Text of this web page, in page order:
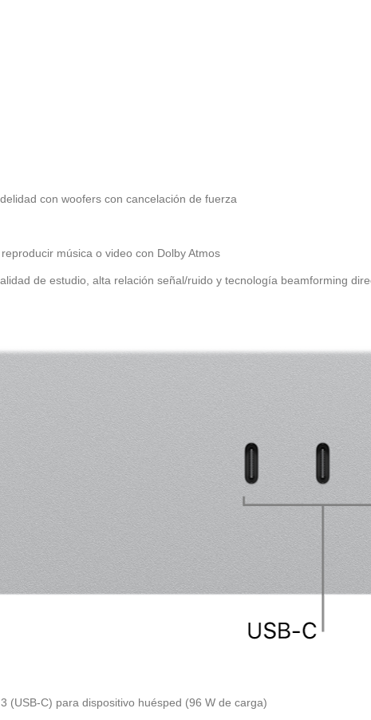
con woofers con cancelación de fuerza
música o video con Dolby Atmos
de estudio, alta relación señal/ruido y tecnología beamforming
(USB-C) para dispositivo huésped (96 W de carga)